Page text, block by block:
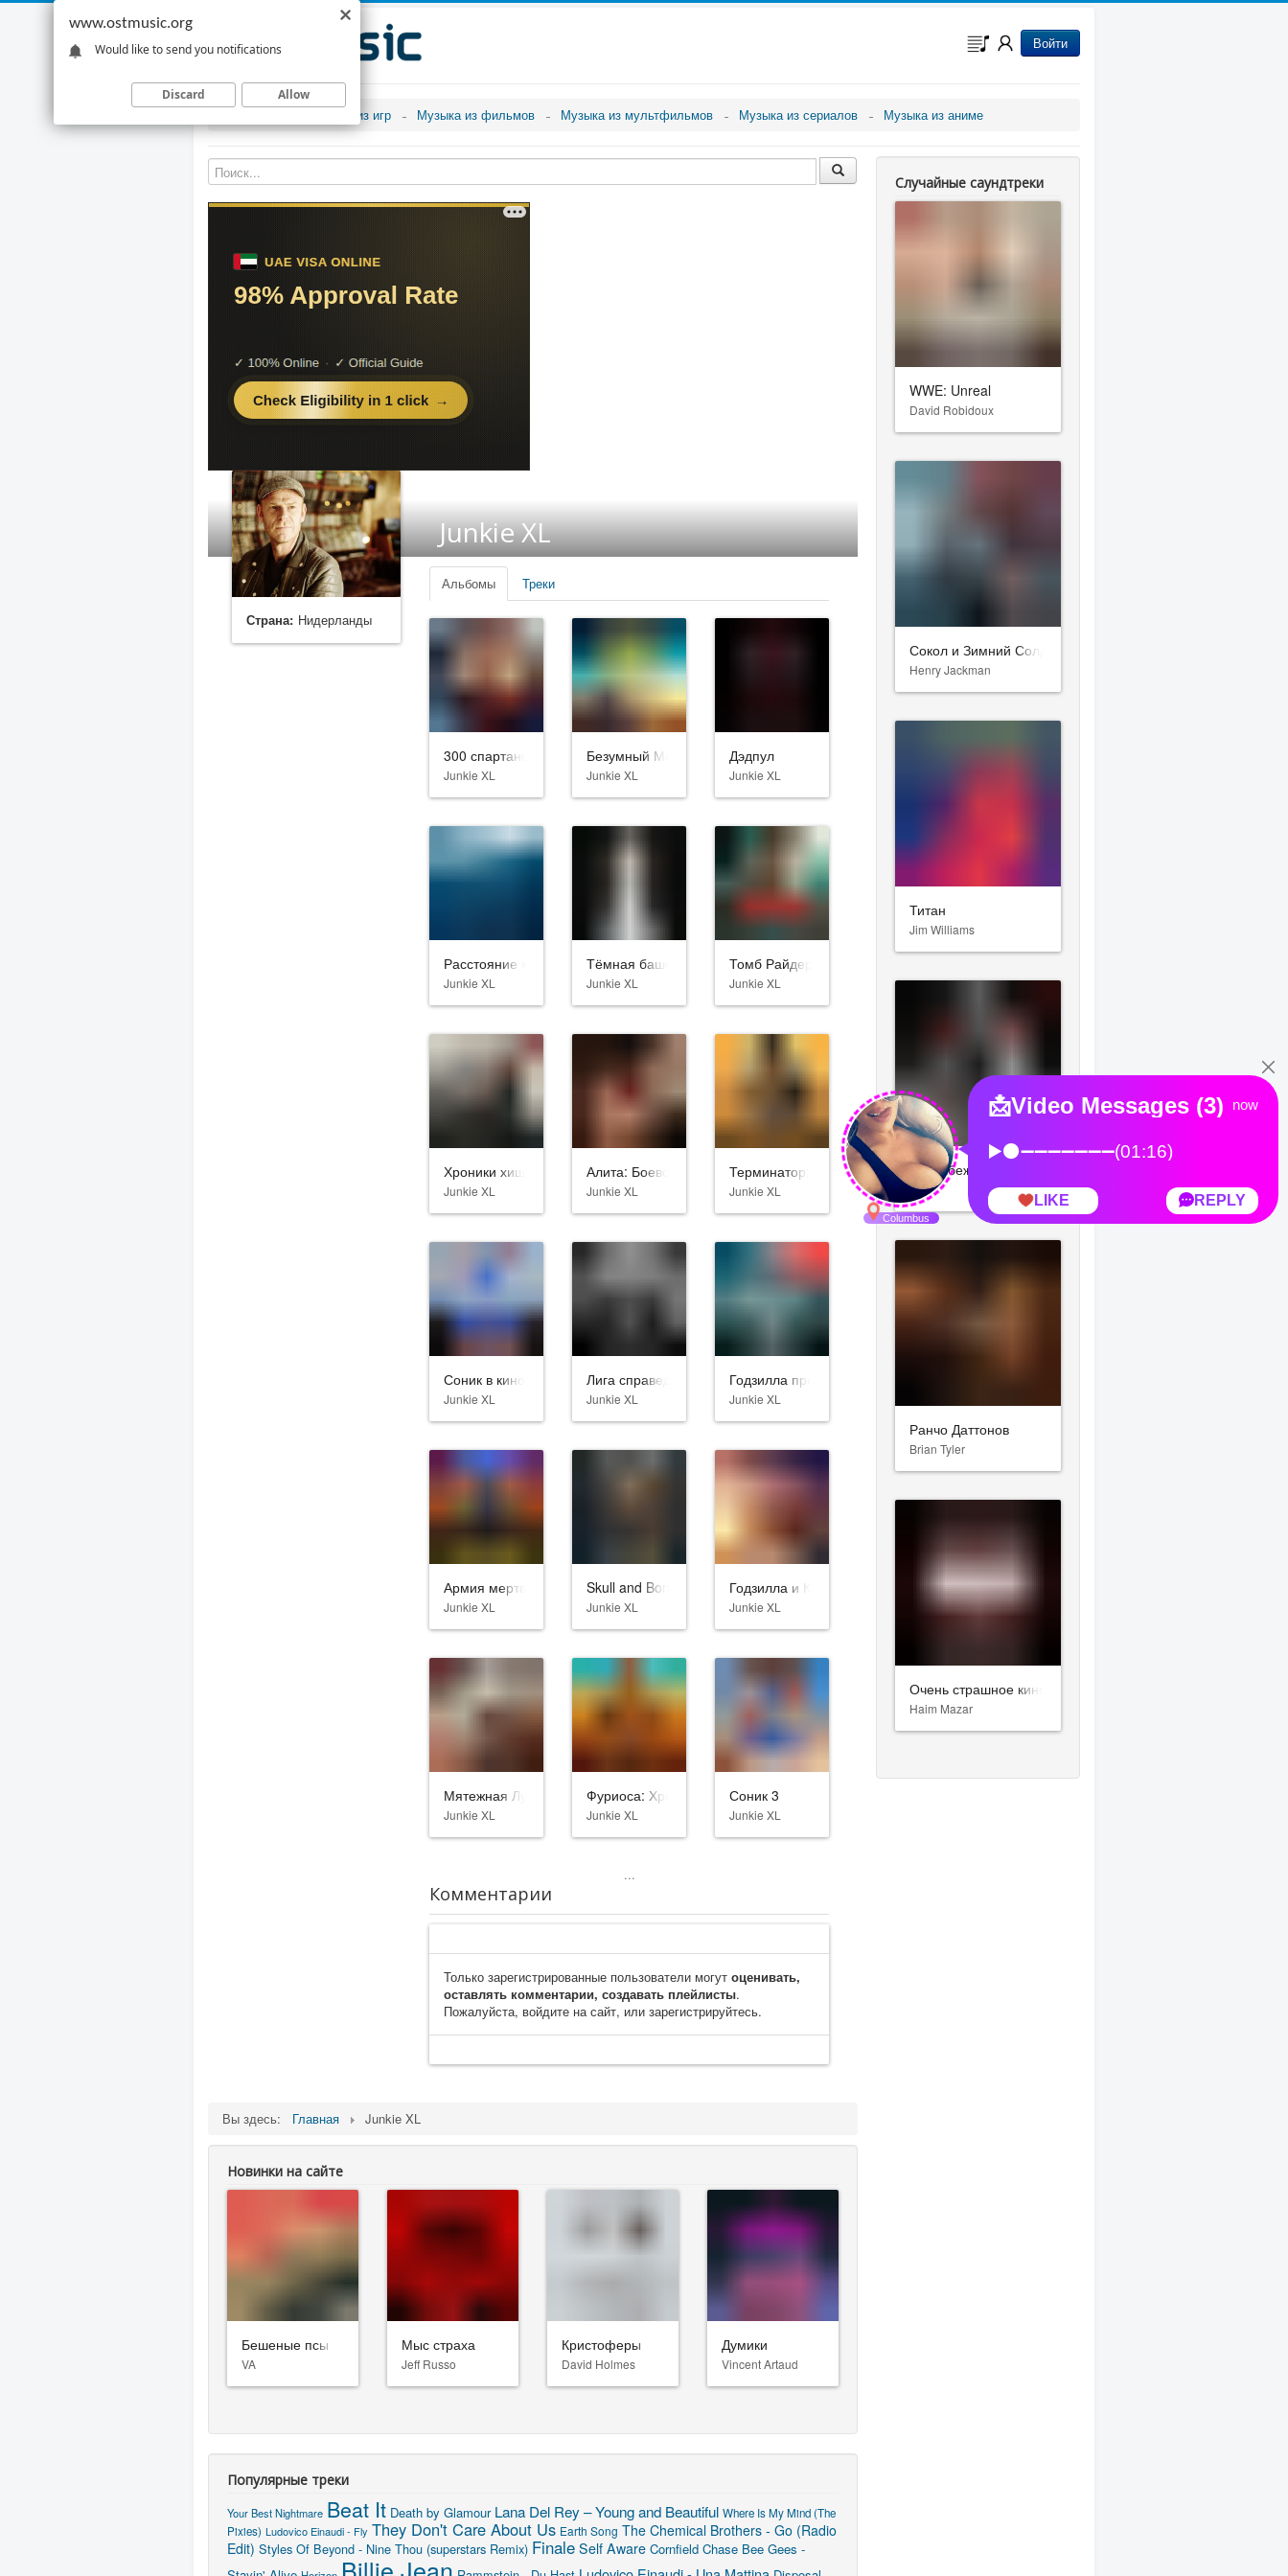
Войти
Музыка из игр Музыка из фильмов Музыка из мультфильмов Музыка из сериалов Музыка из аниме
Junkie XL
Страна: Нидерланды
Альбомы Треки
300 спартанцев: Расцвет империи
Junkie XL
Безумный Макс: Дорога ярости
Junkie XL
Дэдпул
Junkie XL
Расстояние между мечтами
Junkie XL
Тёмная башня
Junkie XL
Томб Райдер: Лара Крофт
Junkie XL
Хроники хищных городов
Junkie XL
Алита: Боевой ангел
Junkie XL
Терминатор: Темные судьбы
Junkie XL
Соник в кино
Junkie XL
Лига справедливости Зака Снайдера
Junkie XL
Годзилла против Конга
Junkie XL
Армия мертвецов
Junkie XL
Skull and Bones
Junkie XL
Годзилла и Конг: Новая империя
Junkie XL
Мятежная Луна, часть 2: Дарующая шрамы
Junkie XL
Фуриоса: Хроники Безумного Макса
Junkie XL
Соник 3
Junkie XL
...
Комментарии
Только зарегистрированные пользователи могутоценивать,
оставлять комментарии, создавать плейлисты.
Пожалуйста, войдите на сайт, или зарегистрируйтесь.
Вы здесь: Главная Junkie XL
Новинки на сайте
Бешеные псы
VA
Мыс страха
Jeff Russo
Кристоферы
David Holmes
Думики
Vincent Artaud
Популярные треки
Your Best Nightmare Beat It Death by Glamour Lana Del Rey – Young and Beautiful Where Is My Mind (The
Pixies) Ludovico Einaudi - Fly They Don't Care About Us Earth Song The Chemical Brothers - Go (Radio
Edit) Styles Of Beyond - Nine Thou (superstars Remix) Finale Self Aware Cornfield Chase Bee Gees -
Billie Jean
Случайные саундтреки
WWE: Unreal
David Robidoux
Сокол и Зимний Солдат
Henry Jackman
Титан
Jim Williams
Как избежать наказания за убийство
VA
Ранчо Даттонов
Brian Tyler
Очень страшное кино
Haim Mazar
www.ostmusic.org
Would like to send you notifications
Discard Allow